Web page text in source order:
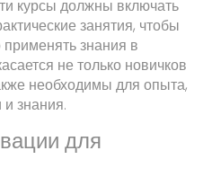
курсы должны включать
занятия, чтобы
знания в
не только новичков
необходимы для опыта,
знания.
для